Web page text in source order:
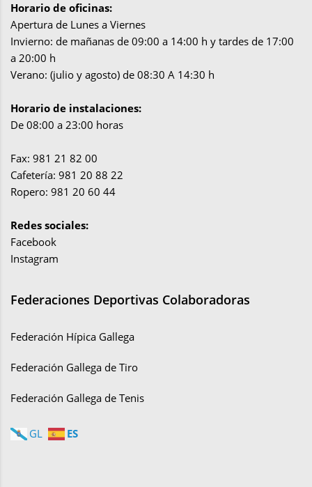
Horario de oficinas:
Apertura de Lunes a Viernes
Invierno: de mañanas de 09:00 a 14:00 h y tardes de 17:00
a 20:00 h
Verano: (julio y agosto) de 08:30 A 14:30 h
Horario de instalaciones:
De 08:00 a 23:00 horas
Fax: 981 21 82 00
Cafetería: 981 20 88 22
Ropero: 981 20 60 44
Redes sociales:
Facebook
Instagram
Federaciones Deportivas Colaboradoras
Federación Hípica Gallega
Federación Gallega de Tiro
Federación Gallega de Tenis
GL ES